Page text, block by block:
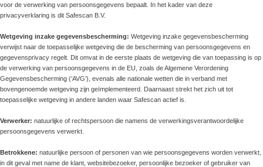
voor de verwerking van persoonsgegevens bepaalt. In het kader van deze
privacyverklaring is dit Safescan B.V.
Wetgeving inzake gegevensbescherming: Wetgeving inzake gegevensbescherming
verwijst naar de toepasselijke wetgeving die de bescherming van persoonsgegevens en
gegevensprivacy regelt. Dit omvat in de eerste plaats de wetgeving die van toepassing is op
de verwerking van persoonsgegevens in de EU, zoals de Algemene Verordening
Gegevensbescherming (‘AVG’), evenals alle nationale wetten die in verband met
bovengenoemde wetgeving zijn geïmplementeerd. Daarnaast strekt het zich uit tot
toepasselijke wetgeving in andere landen waar Safescan actief is.
Verwerker: natuurlijke of rechtspersoon die namens de verwerkingsverantwoordelijke
persoonsgegevens verwerkt.
Betrokkene: natuurlijke persoon of personen van wie persoonsgegevens worden verwerkt,
in dit geval met name de klant, websitebezoeker, persoonlijke bezoeker of gebruiker van